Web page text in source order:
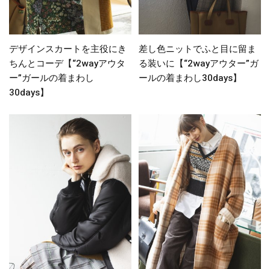
デザインスカートを主役にき
ちんとコーデ【“2wayアウタ
ー”ガールの着まわし
30days】
差し色ニットでふと目に留ま
る装いに【“2wayアウター”ガ
ールの着まわし30days】